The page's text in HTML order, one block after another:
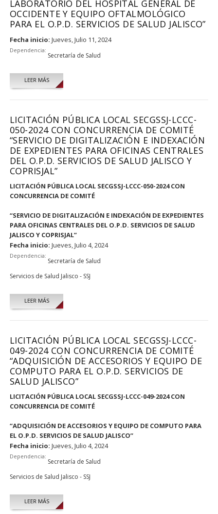
LABORATORIO DEL HOSPITAL GENERAL DE
OCCIDENTE Y EQUIPO OFTALMOLÓGICO
PARA EL O.P.D. SERVICIOS DE SALUD JALISCO”
Fecha inicio: Jueves, Julio 11, 2024
Dependencia:
Secretaría de Salud
LEER MÁS
LICITACIÓN PÚBLICA LOCAL SECGSSJ-LCCC-
050-2024 CON CONCURRENCIA DE COMITÉ
“SERVICIO DE DIGITALIZACIÓN E INDEXACIÓN
DE EXPEDIENTES PARA OFICINAS CENTRALES
DEL O.P.D. SERVICIOS DE SALUD JALISCO Y
COPRISJAL”
LICITACIÓN PÚBLICA LOCAL SECGSSJ-LCCC-050-2024 CON
CONCURRENCIA DE COMITÉ
“SERVICIO DE DIGITALIZACIÓN E INDEXACIÓN DE EXPEDIENTES
PARA OFICINAS CENTRALES DEL O.P.D. SERVICIOS DE SALUD
JALISCO Y COPRISJAL”
Fecha inicio: Jueves, Julio 4, 2024
Dependencia:
Secretaría de Salud
Servicios de Salud Jalisco - SSJ
LEER MÁS
LICITACIÓN PÚBLICA LOCAL SECGSSJ-LCCC-
049-2024 CON CONCURRENCIA DE COMITÉ
“ADQUISICIÓN DE ACCESORIOS Y EQUIPO DE
COMPUTO PARA EL O.P.D. SERVICIOS DE
SALUD JALISCO”
LICITACIÓN PÚBLICA LOCAL SECGSSJ-LCCC-049-2024 CON
CONCURRENCIA DE COMITÉ
“ADQUISICIÓN DE ACCESORIOS Y EQUIPO DE COMPUTO PARA
EL O.P.D. SERVICIOS DE SALUD JALISCO”
Fecha inicio: Jueves, Julio 4, 2024
Dependencia:
Secretaría de Salud
Servicios de Salud Jalisco - SSJ
LEER MÁS